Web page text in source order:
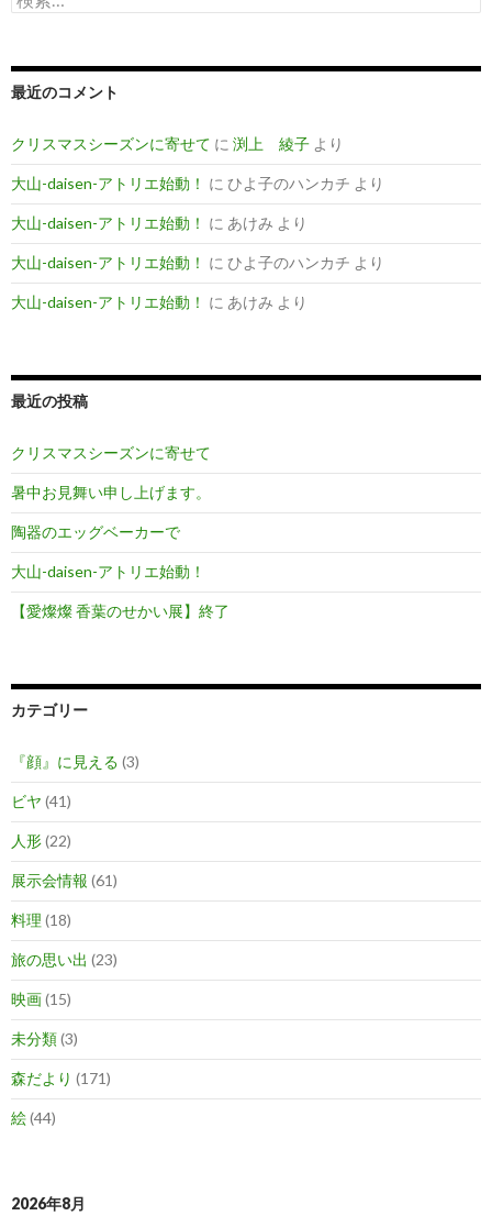
索
最近のコメント
クリスマスシーズンに寄せて に 渕上 綾子 より
大山-daisen-アトリエ始動！ に ひよ子のハンカチ より
大山-daisen-アトリエ始動！ に あけみ より
大山-daisen-アトリエ始動！ に ひよ子のハンカチ より
大山-daisen-アトリエ始動！ に あけみ より
最近の投稿
クリスマスシーズンに寄せて
暑中お見舞い申し上げます。
陶器のエッグベーカーで
大山-daisen-アトリエ始動！
【愛燦燦 香葉のせかい展】終了
カテゴリー
『顔』に見える (3)
ビヤ (41)
人形(22)
展示会情報 (61)
料理 (18)
旅の思い出 (23)
映画(15)
未分類(3)
森だより (171)
絵(44)
2026年8月